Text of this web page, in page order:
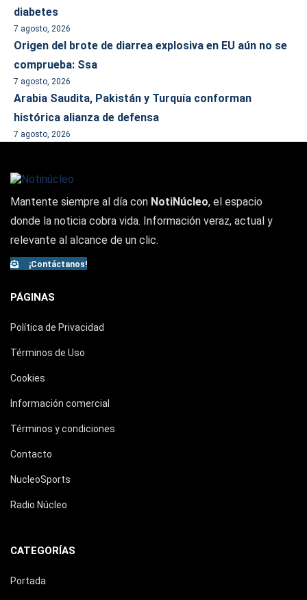
diabetes
7 agosto, 2026
Origen del brote de diarrea explosiva en EU aún no se
comprueba: Ssa
7 agosto, 2026
Arabia Saudita, Pakistán y Turquía conforman
histórica alianza de defensa
7 agosto, 2026
Mantente siempre al día con NotiNúcleo, el espacio
donde la noticia cobra vida. Información veraz, actual y
relevante al alcance de un clic.
¡Contáctanos!
PÁGINAS
Política de Privacidad
Términos de Uso
Cookies
Información comercial
Términos y condiciones
Contacto
NucleoSports
Radio Núcleo
CATEGORÍAS
Portada